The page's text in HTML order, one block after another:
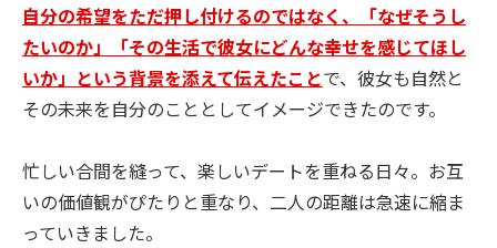
自分の希望をただ押し付けるのではなく、「なぜそうし
たいのか」「その生活で彼女にどんな幸せを感じてほし
いか」という背景を添えて伝えたことで、彼女も自然と
その未来を自分のこととしてイメージできたのです。
忙しい合間を縫って、楽しいデートを重ねる日々。お互
いの価値観がぴたりと重なり、二人の距離は急速に縮ま
っていきました。